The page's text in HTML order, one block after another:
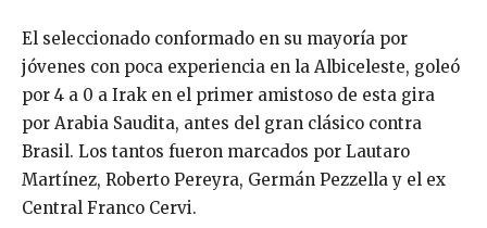
El seleccionado conformado en su mayoría por
jóvenes con poca experiencia en la Albiceleste, goleó
por 4 a 0 a Irak en el primer amistoso de esta gira
por Arabia Saudita, antes del gran clásico contra
Brasil. Los tantos fueron marcados por Lautaro
Martínez, Roberto Pereyra, Germán Pezzella y el ex
Central Franco Cervi.